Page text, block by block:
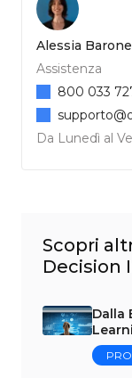
Alessia Barone
Assistenza
Da Lunedì al
800 033
Scopri
Decision
Dalla